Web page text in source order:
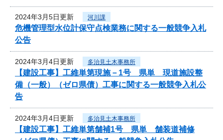
2024年3月5日更新 河川課
危機管理型水位計保守点検業務に関する一般競争入札
公告
2024年3月4日更新 多治見土木事務所
【建設工事】工維単第現施－1号 県単 現道施設整
備（一般）（ゼロ県債）工事に関する一般競争入札公
告
2024年3月4日更新 多治見土木事務所
【建設工事】工維単第舗補1号 県単 舗装道補修